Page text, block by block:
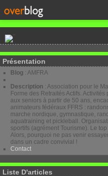
Présentation
Blog : AMFRA
Description : Association pour le
Forme des Retraités Actifs. Activités
aux seniors à partir de 50 ans,
animateurs fédéraux FFRS :
marche nordique, gymnastique,
aquatraining et pickleball.
sportifs (agrément Tourisme). Le
Alors, pourquoi ne pas venir
dans un cadre convivial !
Contact
Liste D'articles